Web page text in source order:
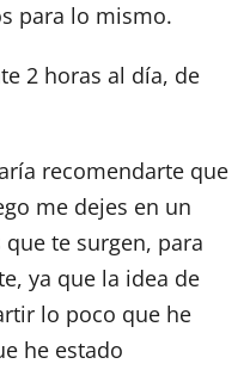
para lo mismo.
2 horas al día, de
recomendarte que
me dejes en un
te surgen, para
ya que la idea de
lo poco que he
he estado